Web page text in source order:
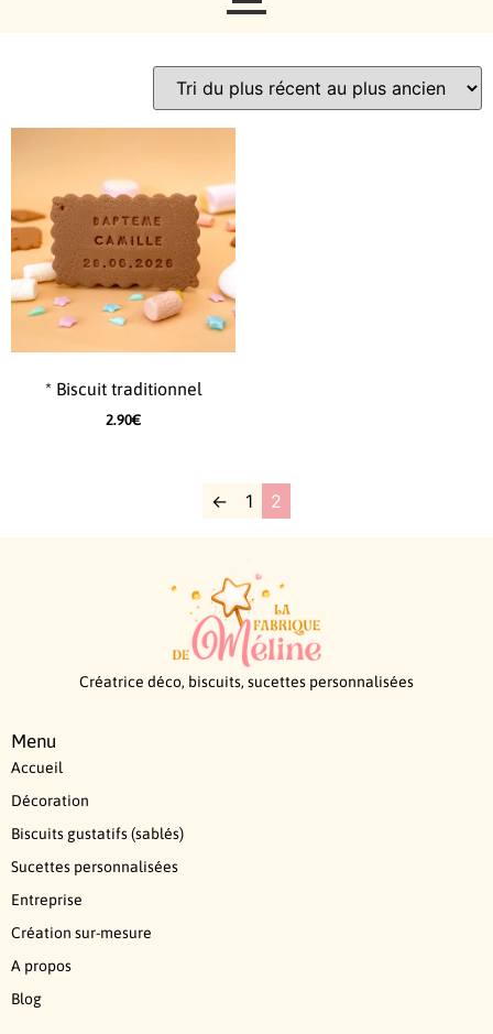
* Biscuit traditionnel
2.90€
← 1 2
Créatrice déco, biscuits, sucettes personnalisées
Menu
Accueil
Décoration
Biscuits gustatifs (sablés)
Sucettes personnalisées
Entreprise
Création sur-mesure
A propos
Blog